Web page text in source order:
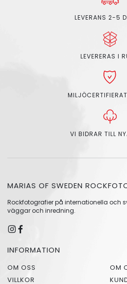
LEVERANS 2-5
LEVERERAS I
MILJÖCERTIFIERAT
VI BIDRAR TILL
MARIAS OF SWEDEN
Rockfotografier på internationella och
väggar och inredning.
INFORMATION
OM OSS
OM
VILLKOR